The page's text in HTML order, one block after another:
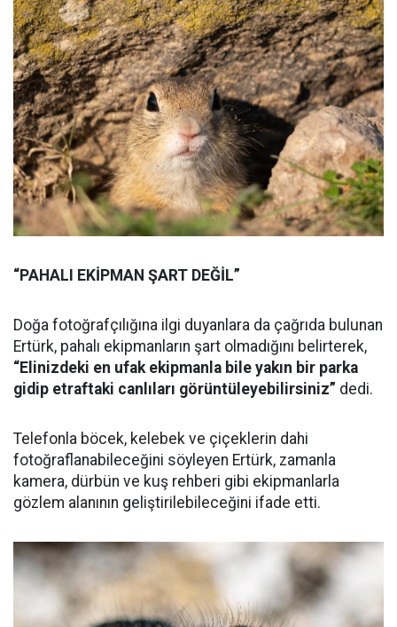
“PAHALI EKİPMAN ŞART DEĞİL”
Doğa fotoğrafçılığına ilgi duyanlara da çağrıda bulunan
Ertürk, pahalı ekipmanların şart olmadığını belirterek,
“Elinizdeki en ufak ekipmanla bile yakın bir parka
gidip etraftaki canlıları görüntüleyebilirsiniz” dedi.
Telefonla böcek, kelebek ve çiçeklerin dahi
fotoğraflanabileceğini söyleyen Ertürk, zamanla
kamera, dürbün ve kuş rehberi gibi ekipmanlarla
gözlem alanının geliştirilebileceğini ifade etti.